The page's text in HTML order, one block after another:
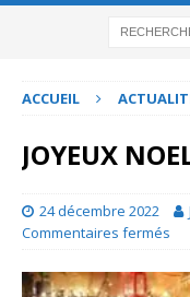
ACCUEIL
JOYEUX
24 décembre 2022
Commentaires fermés